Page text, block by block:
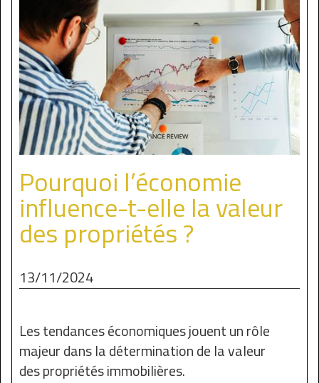
Pourquoi l’économie
influence-t-elle la valeur
des propriétés ?
13/11/2024
Les tendances économiques jouent un rôle
majeur dans la détermination de la valeur
des propriétés immobilières.